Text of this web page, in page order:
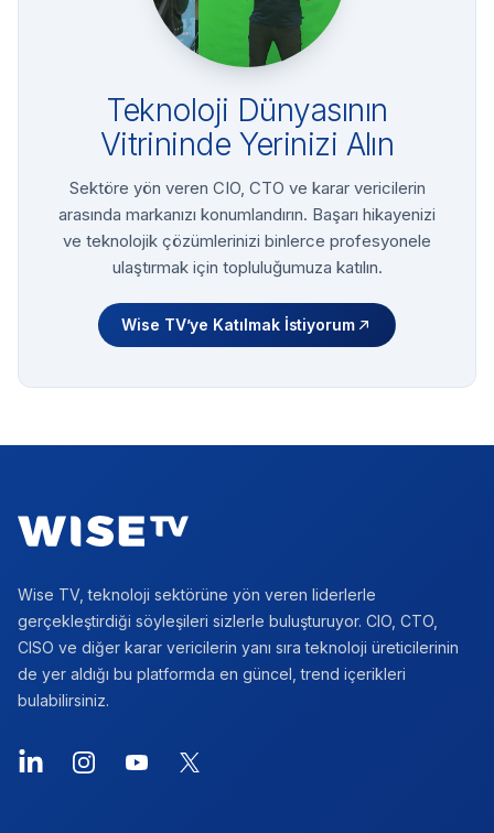
Teknoloji Dünyasının
Vitrininde Yerinizi Alın
Sektöre yön veren CIO, CTO ve karar vericilerin
arasında markanızı konumlandırın. Başarı hikayenizi
ve teknolojik çözümlerinizi binlerce profesyonele
ulaştırmak için topluluğumuza katılın.
Wise TV’ye Katılmak İstiyorum
Wise TV, teknoloji sektörüne yön veren liderlerle
gerçekleştirdiği söyleşileri sizlerle buluşturuyor. CIO, CTO,
CISO ve diğer karar vericilerin yanı sıra teknoloji üreticilerinin
de yer aldığı bu platformda en güncel, trend içerikleri
bulabilirsiniz.
LinkedInInstagramYouTube
X